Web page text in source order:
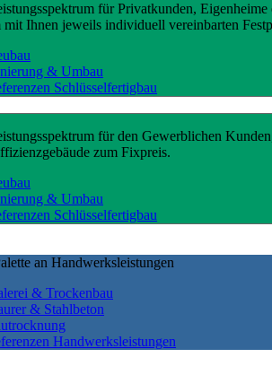
für Privatkunden,
mit Ihnen jeweils individuell vereinbarten
& Umbau
Schlüsselfertigbau
für den Gewerblichen
zum Fixpreis.
& Umbau
Schlüsselfertigbau
an Handwerksleistungen
& Trockenbau
& Stahlbeton
Handwerksleistungen